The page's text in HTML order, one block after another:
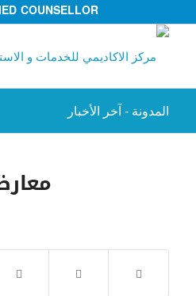
COUNSELLOR
المدونة - آخر الأخبار